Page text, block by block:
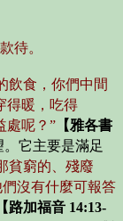
待。
飲食，你們中間
得暖，吃得
處呢？” 【雅各書
它主要是滿足
貧窮的、殘廢
沒有什麼可報答
【路加福音 14:13-